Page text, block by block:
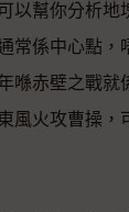
以幫你分析地
常係中心點
喺赤壁之戰就
風火攻曹操，